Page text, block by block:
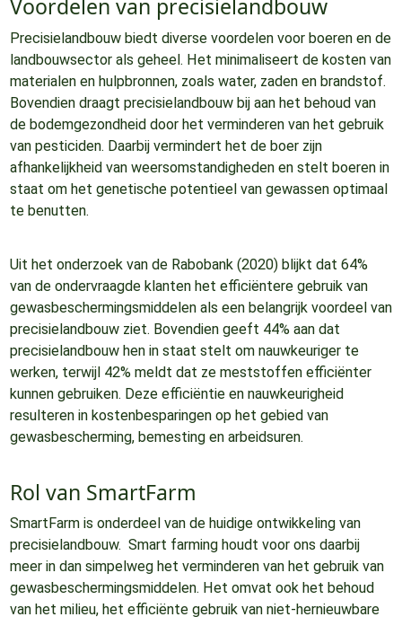
Voordelen van precisielandbouw
Precisielandbouw biedt diverse voordelen voor boeren en de
landbouwsector als geheel. Het minimaliseert de kosten van
materialen en hulpbronnen, zoals water, zaden en brandstof.
Bovendien draagt precisielandbouw bij aan het behoud van
de bodemgezondheid door het verminderen van het gebruik
van pesticiden. Daarbij vermindert het de boer zijn
afhankelijkheid van weersomstandigheden en stelt boeren in
staat om het genetische potentieel van gewassen optimaal
te benutten.
Uit het onderzoek van de Rabobank (2020) blijkt dat 64%
van de ondervraagde klanten het efficiëntere gebruik van
gewasbeschermingsmiddelen als een belangrijk voordeel van
precisielandbouw ziet. Bovendien geeft 44% aan dat
precisielandbouw hen in staat stelt om nauwkeuriger te
werken, terwijl 42% meldt dat ze meststoffen efficiënter
kunnen gebruiken. Deze efficiëntie en nauwkeurigheid
resulteren in kostenbesparingen op het gebied van
gewasbescherming, bemesting en arbeidsuren.
Rol van SmartFarm
SmartFarm is onderdeel van de huidige ontwikkeling van
precisielandbouw. Smart farming houdt voor ons daarbij
meer in dan simpelweg het verminderen van het gebruik van
gewasbeschermingsmiddelen. Het omvat ook het behoud
van het milieu, het efficiënte gebruik van niet-hernieuwbare